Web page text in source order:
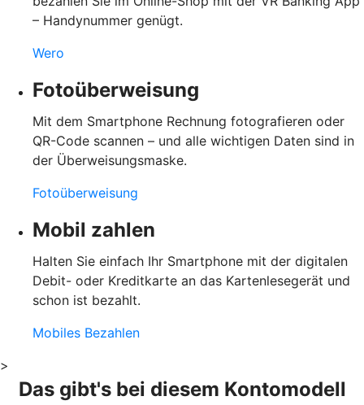
– Handynummer genügt.
Wero
Fotoüberweisung
Mit dem Smartphone Rechnung fotografieren oder
QR-Code scannen – und alle wichtigen Daten sind in
der Überweisungsmaske.
Fotoüberweisung
Mobil zahlen
Halten Sie einfach Ihr Smartphone mit der digitalen
Debit- oder Kreditkarte an das Kartenlesegerät und
schon ist bezahlt.
Mobiles Bezahlen
>
Das gibt's bei diesem Kontomodell